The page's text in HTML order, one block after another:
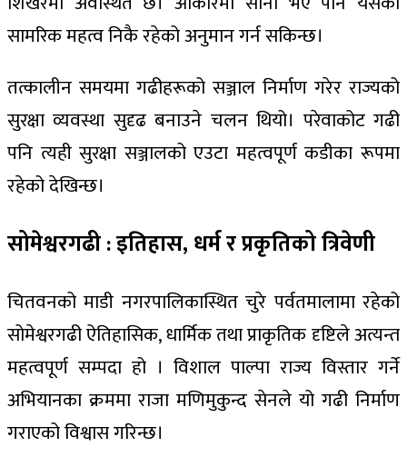
सामरिक महत्व निकै रहेको अनुमान गर्न सकिन्छ।
तत्कालीन समयमा गढीहरूको सञ्जाल निर्माण गरेर राज्यको
सुरक्षा व्यवस्था सुदृढ बनाउने चलन थियो। परेवाकोट गढी
पनि त्यही सुरक्षा सञ्जालको एउटा महत्वपूर्ण कडीका रूपमा
रहेको देखिन्छ।
सोमेश्वरगढी : इतिहास, धर्म र प्रकृतिको त्रिवेणी
चितवनको माडी नगरपालिकास्थित चुरे पर्वतमालामा रहेको
सोमेश्वरगढी ऐतिहासिक, धार्मिक तथा प्राकृतिक दृष्टिले अत्यन्त
महत्वपूर्ण सम्पदा हो । विशाल पाल्पा राज्य विस्तार गर्ने
अभियानका क्रममा राजा मणिमुकुन्द सेनले यो गढी निर्माण
गराएको विश्वास गरिन्छ।